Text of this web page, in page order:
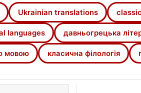
історії перекладів є
прозових і
М. Білик, Г. Кочур, А.
Кобів, Ю. Цимбалюк, Л.
належить А. Содоморі. На
Пулюя, І. Нечуй-Левицького, І.
творів давньогрецької
Ukrainian translations
languages давньогрецька
мовою класична філологія